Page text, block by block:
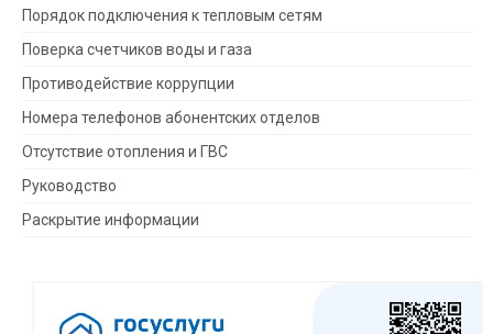
Порядок подключения к тепловым сетям
Поверка счетчиков воды и газа
Противодействие коррупции
Номера телефонов абонентских отделов
Отсутствие отопления и ГВС
Руководство
Раскрытие информации